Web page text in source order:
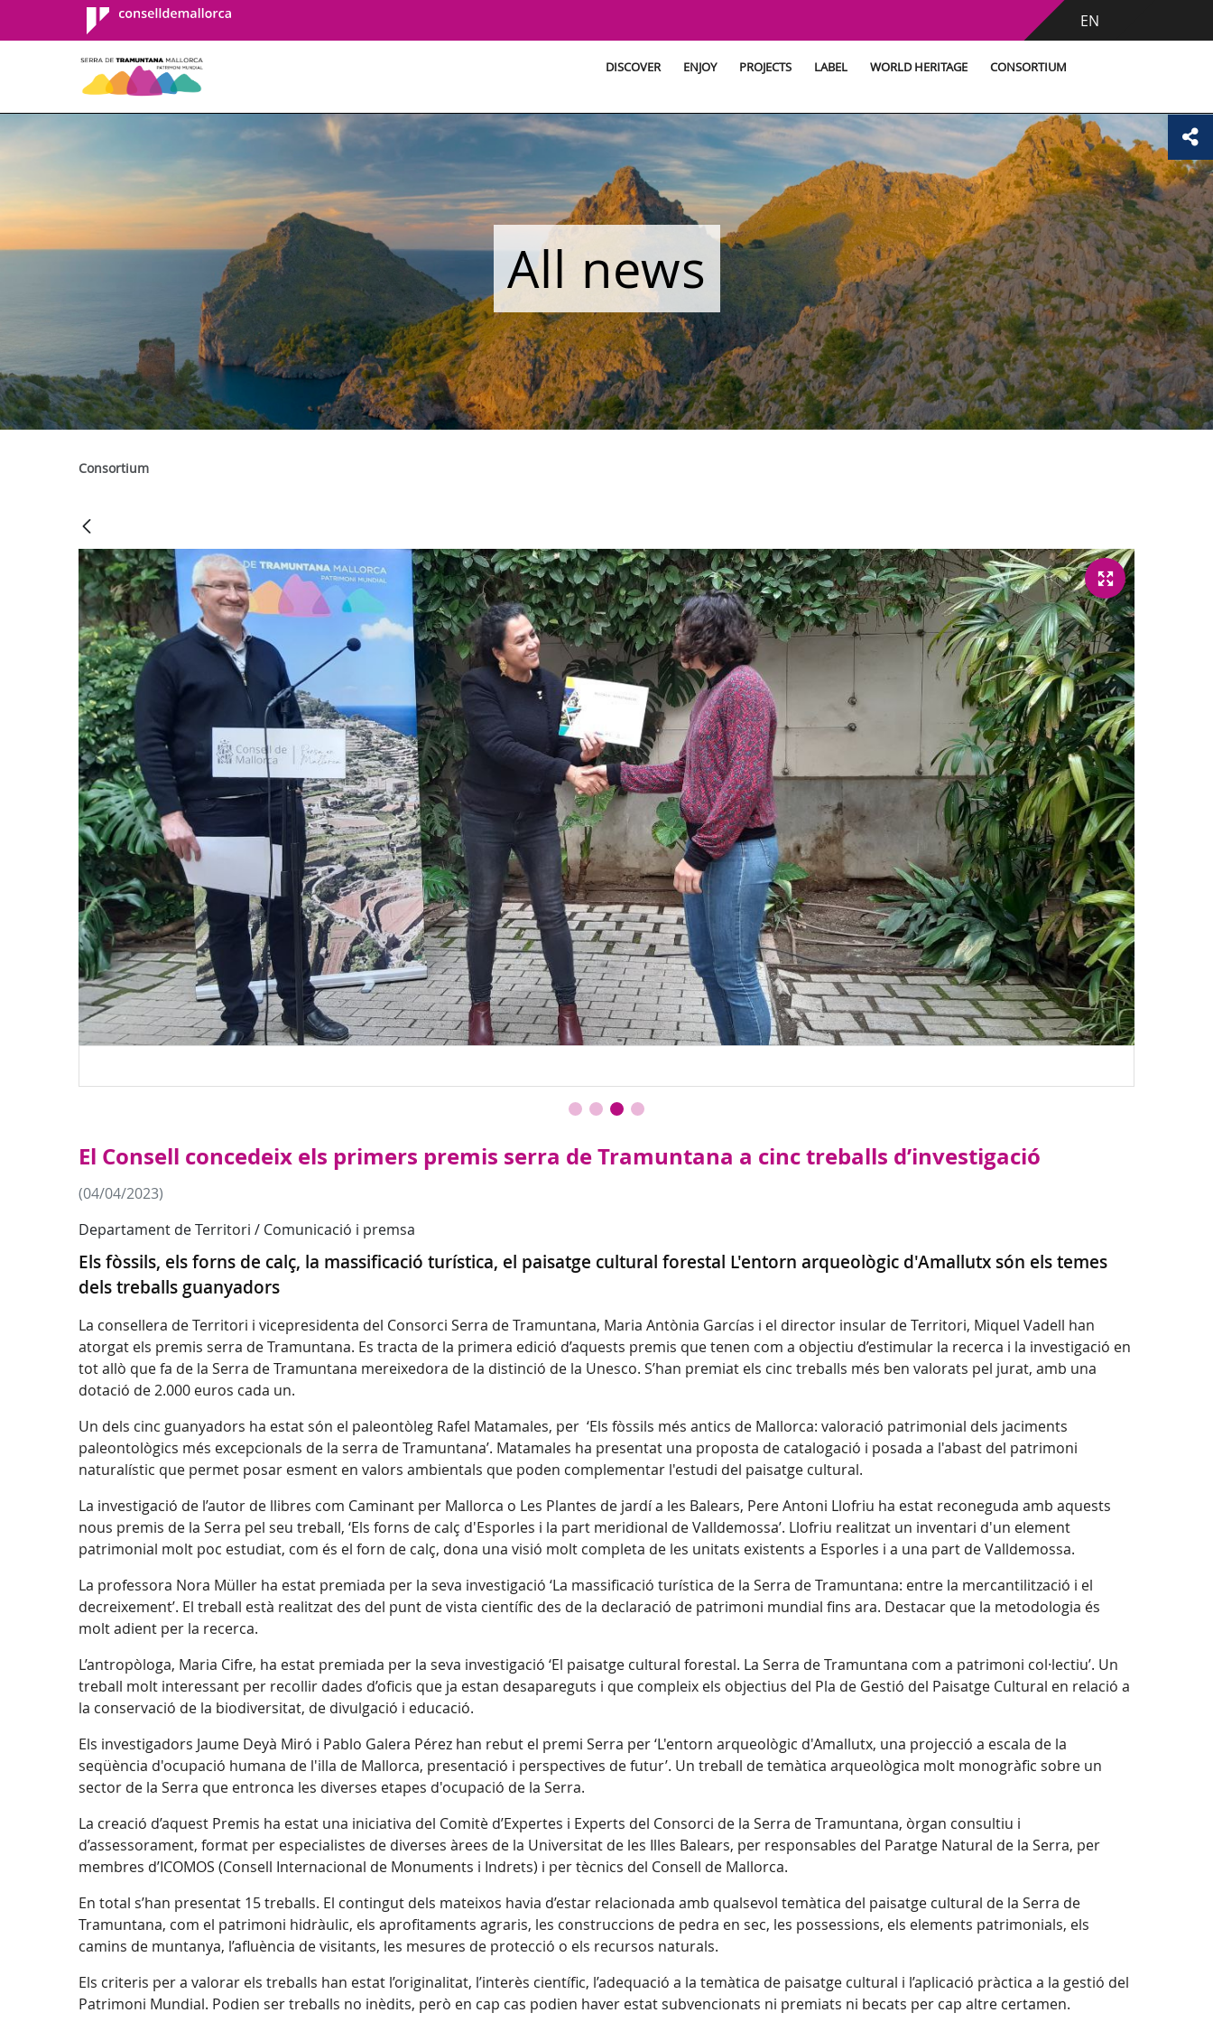
Consell de
Mallorca
EN
DISCOVER ENJOY PROJECTS LABEL WORLD HERITAGE CONSORTIUM
All news
Consortium
El Consell concedeix els primers premis serra de Tramuntana a cinc treballs d’investigació
(04/04/2023)
Departament de Territori / Comunicació i premsa
Els fòssils, els forns de calç, la massificació turística, el paisatge cultural forestal L'entorn arqueològic d'Amallutx són els temes
dels treballs guanyadors
La consellera de Territori i vicepresidenta del Consorci Serra de Tramuntana, Maria Antònia Garcías i el director insular de Territori, Miquel Vadell han
atorgat els premis serra de Tramuntana. Es tracta de la primera edició d’aquests premis que tenen com a objectiu d’estimular la recerca i la investigació en
tot allò que fa de la Serra de Tramuntana mereixedora de la distinció de la Unesco. S’han premiat els cinc treballs més ben valorats pel jurat, amb una
dotació de 2.000 euros cada un.
Un dels cinc guanyadors ha estat són el paleontòleg Rafel Matamales, per ‘Els fòssils més antics de Mallorca: valoració patrimonial dels jaciments
paleontològics més excepcionals de la serra de Tramuntana’. Matamales ha presentat una proposta de catalogació i posada a l'abast del patrimoni
naturalístic que permet posar esment en valors ambientals que poden complementar l'estudi del paisatge cultural.
La investigació de l’autor de llibres com Caminant per Mallorca o Les Plantes de jardí a les Balears, Pere Antoni Llofriu ha estat reconeguda amb aquests
nous premis de la Serra pel seu treball, ‘Els forns de calç d'Esporles i la part meridional de Valldemossa’. Llofriu realitzat un inventari d'un element
patrimonial molt poc estudiat, com és el forn de calç, dona una visió molt completa de les unitats existents a Esporles i a una part de Valldemossa.
La professora Nora Müller ha estat premiada per la seva investigació ‘La massificació turística de la Serra de Tramuntana: entre la mercantilització i el
decreixement’. El treball està realitzat des del punt de vista científic des de la declaració de patrimoni mundial fins ara. Destacar que la metodologia és
molt adient per la recerca.
L’antropòloga, Maria Cifre, ha estat premiada per la seva investigació ‘El paisatge cultural forestal. La Serra de Tramuntana com a patrimoni col·lectiu’. Un
treball molt interessant per recollir dades d’oficis que ja estan desapareguts i que compleix els objectius del Pla de Gestió del Paisatge Cultural en relació a
la conservació de la biodiversitat, de divulgació i educació.
Els investigadors Jaume Deyà Miró i Pablo Galera Pérez han rebut el premi Serra per ‘L'entorn arqueològic d'Amallutx, una projecció a escala de la
seqüència d'ocupació humana de l'illa de Mallorca, presentació i perspectives de futur’. Un treball de temàtica arqueològica molt monogràfic sobre un
sector de la Serra que entronca les diverses etapes d'ocupació de la Serra.
La creació d’aquest Premis ha estat una iniciativa del Comitè d’Expertes i Experts del Consorci de la Serra de Tramuntana, òrgan consultiu i
d’assessorament, format per especialistes de diverses àrees de la Universitat de les Illes Balears, per responsables del Paratge Natural de la Serra, per
membres d’ICOMOS (Consell Internacional de Monuments i Indrets) i per tècnics del Consell de Mallorca.
En total s’han presentat 15 treballs. El contingut dels mateixos havia d’estar relacionada amb qualsevol temàtica del paisatge cultural de la Serra de
Tramuntana, com el patrimoni hidràulic, els aprofitaments agraris, les construccions de pedra en sec, les possessions, els elements patrimonials, els
camins de muntanya, l’afluència de visitants, les mesures de protecció o els recursos naturals.
Els criteris per a valorar els treballs han estat l’originalitat, l’interès científic, l’adequació a la temàtica de paisatge cultural i l’aplicació pràctica a la gestió del
Patrimoni Mundial. Podien ser treballs no inèdits, però en cap cas podien haver estat subvencionats ni premiats ni becats per cap altre certamen.